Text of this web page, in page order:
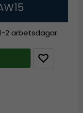
2 arbetsdagar.